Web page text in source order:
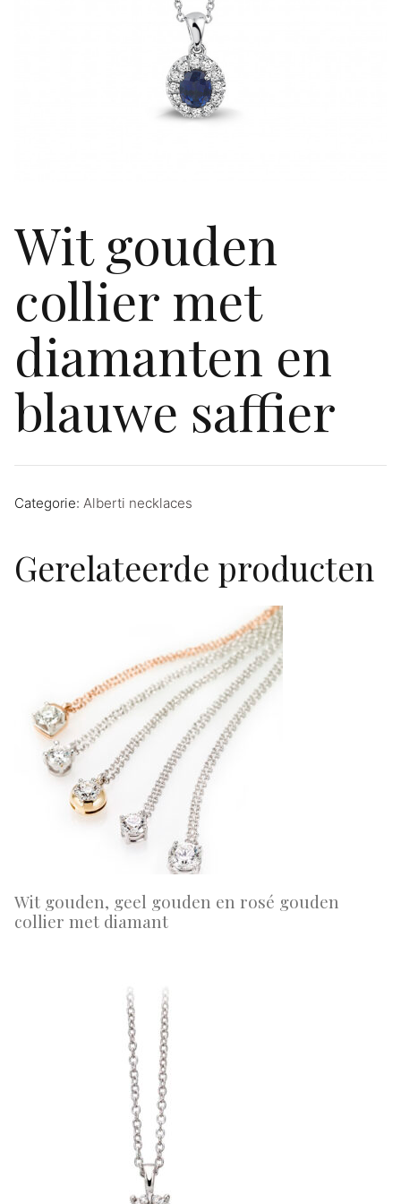
Wit gouden
collier met
diamanten en
blauwe saffier
Categorie: Alberti necklaces
Gerelateerde producten
Wit gouden, geel gouden en rosé gouden
collier met diamant